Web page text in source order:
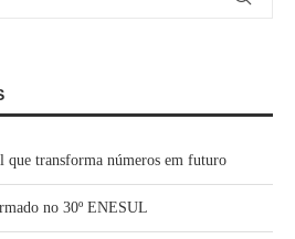
que transforma números em futuro
no 30º ENESUL